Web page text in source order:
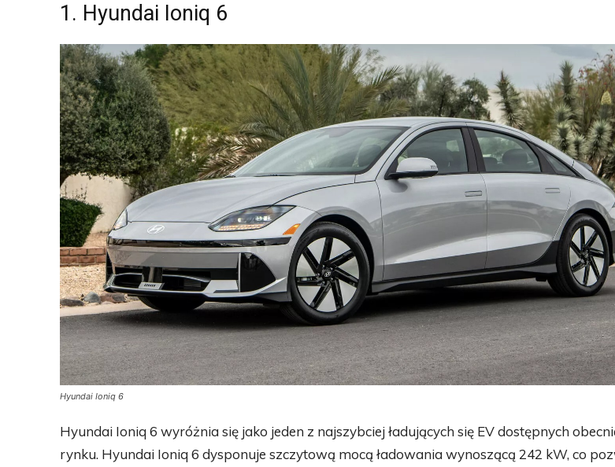
1. Hyundai Ioniq 6
Hyundai Ioniq 6
Hyundai Ioniq 6 wyróżnia się jako jeden z najszybciej ładujących się EV dostępnych
rynku. Hyundai Ioniq 6 dysponuje szczytową mocą ładowania wynoszącą 242 kW, co